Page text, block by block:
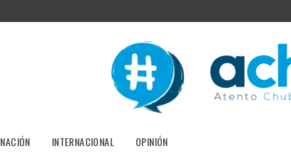
NACIÓN INTERNACIONAL OPINIÓN